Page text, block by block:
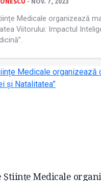
Medicale organizează
Viitorului: Impactul
Științe Medicale